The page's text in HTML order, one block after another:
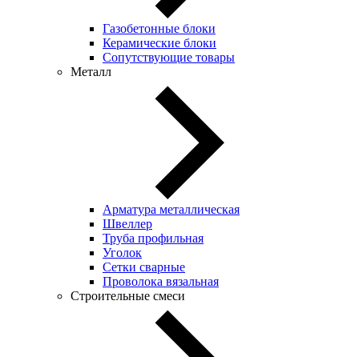
Газобетонные блоки
Керамические блоки
Сопутствующие товары
Металл
Арматура металлическая
Швеллер
Труба профильная
Уголок
Сетки сварные
Проволока вязальная
Строительные смеси